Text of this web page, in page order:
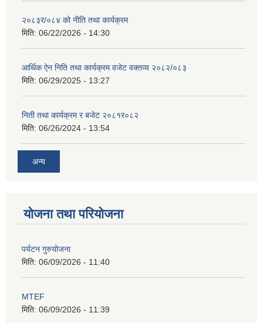
२०८३र/०८४ को नीति तथा कार्यक्रम
मिति: 06/22/2026 - 14:30
आर्थिक ऐन निति तथा कार्यक्रम वजेट वक्तव्य २०८२/०८३
मिति: 06/29/2025 - 13:27
निती तथा कार्यक्रम र बजेट २०८१र०८२
मिति: 06/26/2024 - 13:54
अन्य
योजना तथा परियोजना
पर्यटन गुरुयोजना
मिति: 06/09/2026 - 11:40
MTEF
मिति: 06/09/2026 - 11:39